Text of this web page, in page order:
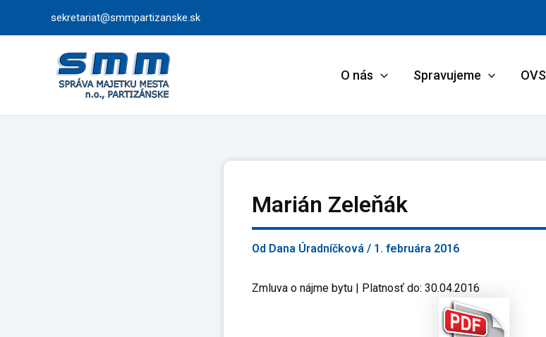
sekretariat@smmpartizanske.sk
O nás Spravujeme OVS
Marián Zeleňák
Od Dana Úradníčková / 1. februára 2016
Zmluva o nájme bytu | Platnosť do: 30.04.2016